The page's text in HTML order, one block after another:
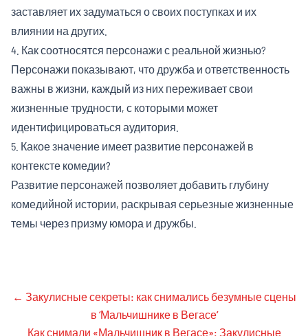
заставляет их задуматься о своих поступках и их
влиянии на других.
4. Как соотносятся персонажи с реальной жизнью?
Персонажи показывают, что дружба и ответственность
важны в жизни, каждый из них переживает свои
жизненные трудности, с которыми может
идентифицироваться аудитория.
5. Какое значение имеет развитие персонажей в
контексте комедии?
Развитие персонажей позволяет добавить глубину
комедийной истории, раскрывая серьезные жизненные
темы через призму юмора и дружбы.
← Закулисные секреты: как снимались безумные сцены
в ‘Мальчишнике в Вегасе’
Как снимали «Мальчишник в Вегасе»: Закулисные